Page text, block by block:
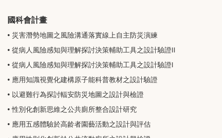
國科會計畫
• 災害潛勢地圖之風險溝通落實線上自主防災演練
• 從病人風險感知與理解探討決策輔助工具之設計驗證II
• 從病人風險感知與理解探討決策輔助工具之設計驗證I
• 應用知識視覺化建構原子能科普教材之設計驗證
• 以避難行為探討輻安防災地圖之設計與檢證
• 性別化創新思維之公共廁所整合設計研究
• 應用五感體驗於高龄者園藝活動之設計與評估